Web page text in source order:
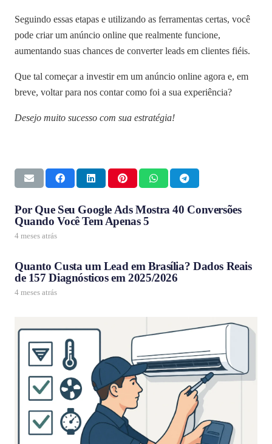
Seguindo essas etapas e utilizando as ferramentas certas, você
pode criar um anúncio online que realmente funcione,
aumentando suas chances de converter leads em clientes fiéis.
Que tal começar a investir em um anúncio online agora e, em
breve, voltar para nos contar como foi a sua experiência?
Desejo muito sucesso com sua estratégia!
Por Que Seu Google Ads Mostra 40 Conversões
Quando Você Tem Apenas 5
4 meses atrás
Quanto Custa um Lead em Brasília? Dados Reais
de 157 Diagnósticos em 2025/2026
4 meses atrás